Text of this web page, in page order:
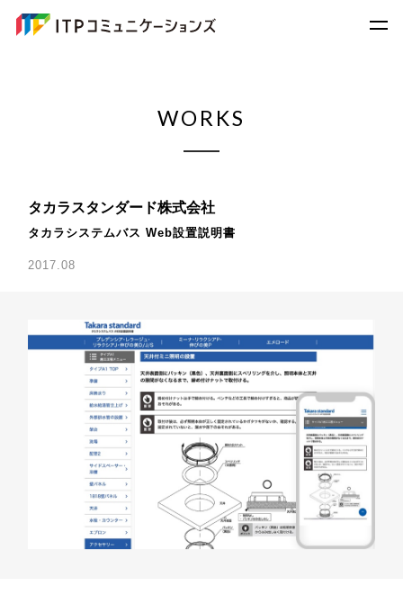
WORKS
タカラスタンダード株式会社
タカラシステムバス Web設置説明書
2017.08